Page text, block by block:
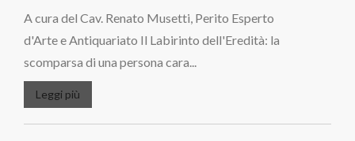
A cura del Cav. Renato Musetti, Perito Esperto
d'Arte e Antiquariato Il Labirinto dell'Eredità: la
scomparsa di una persona cara...
Leggi più